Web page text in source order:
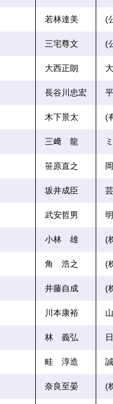
若林達美 (
三宅尊文 (
大西正朗
長谷川忠宏
木下景太 (
三﨑 龍
笹原直之
坂井成臣
武安哲男
小林 雄 (
角 浩之 (
井藤自成 (
川本康裕
林 義弘
畦 淳造
奈良至晏 (